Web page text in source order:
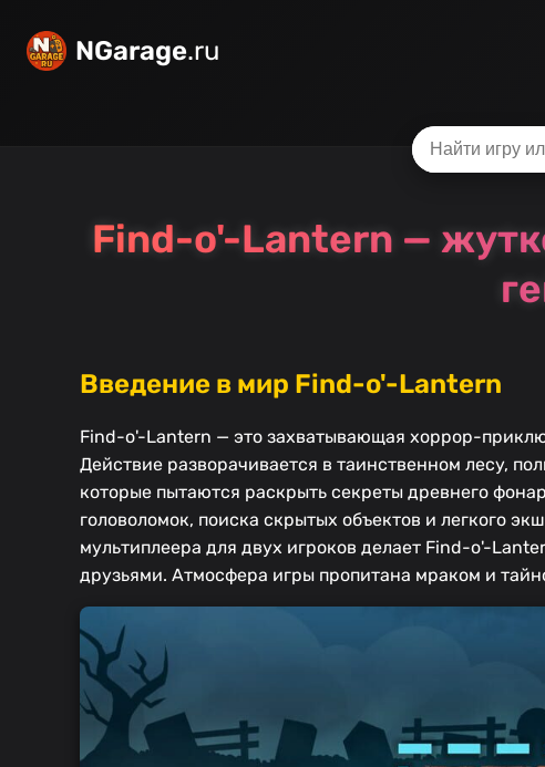
NGarage.ru
Find-o'-Lantern —
Введение в мир Find-o'-Lantern
Find-o'-Lantern — это захватывающая хоррор-
Действие разворачивается в таинственном лесу,
которые пытаются раскрыть секреты древнего
головоломок, поиска скрытых объектов и легкого
мультиплеера для двух игроков делает Find-o'-
друзьями. Атмосфера игры пропитана мраком и